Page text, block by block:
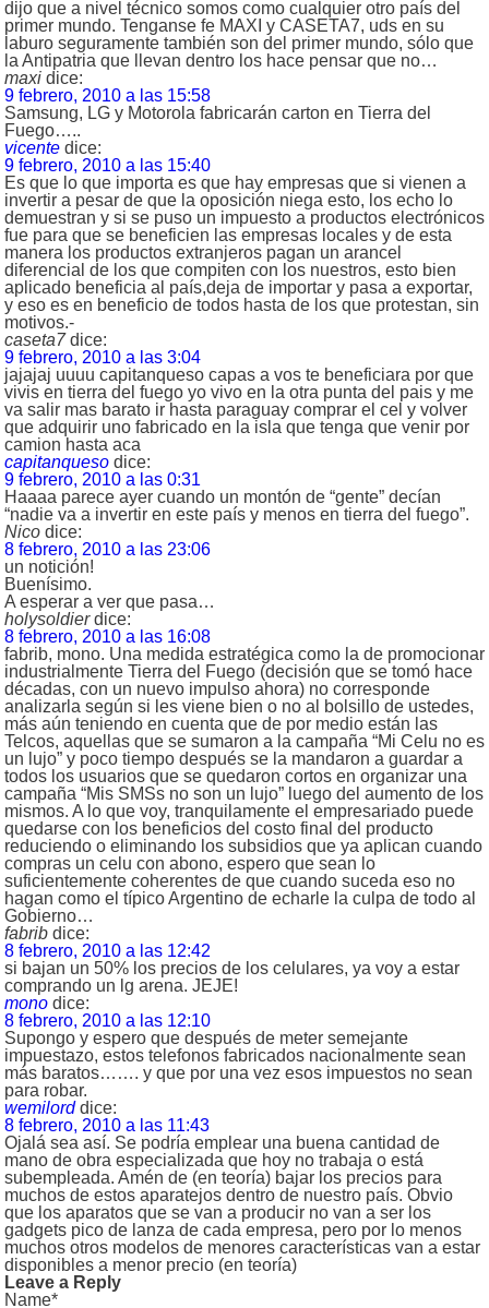
dijo que a nivel técnico somos como cualquier otro país del
primer mundo. Tenganse fe MAXI y CASETA7, uds en su
laburo seguramente también son del primer mundo, sólo que
la Antipatria que llevan dentro los hace pensar que no…
maxi dice:
9 febrero, 2010 a las 15:58
Samsung, LG y Motorola fabricarán carton en Tierra del
Fuego…..
vicente dice:
9 febrero, 2010 a las 15:40
Es que lo que importa es que hay empresas que si vienen a
invertir a pesar de que la oposición niega esto, los echo lo
demuestran y si se puso un impuesto a productos electrónicos
fue para que se beneficien las empresas locales y de esta
manera los productos extranjeros pagan un arancel
diferencial de los que compiten con los nuestros, esto bien
aplicado beneficia al país,deja de importar y pasa a exportar,
y eso es en beneficio de todos hasta de los que protestan, sin
motivos.-
caseta7 dice:
9 febrero, 2010 a las 3:04
jajajaj uuuu capitanqueso capas a vos te beneficiara por que
vivis en tierra del fuego yo vivo en la otra punta del pais y me
va salir mas barato ir hasta paraguay comprar el cel y volver
que adquirir uno fabricado en la isla que tenga que venir por
camion hasta aca
capitanqueso dice:
9 febrero, 2010 a las 0:31
Haaaa parece ayer cuando un montón de “gente” decían
“nadie va a invertir en este país y menos en tierra del fuego”.
Nico dice:
8 febrero, 2010 a las 23:06
un notición!
Buenísimo.
A esperar a ver que pasa…
holysoldier dice:
8 febrero, 2010 a las 16:08
fabrib, mono. Una medida estratégica como la de promocionar
industrialmente Tierra del Fuego (decisión que se tomó hace
décadas, con un nuevo impulso ahora) no corresponde
analizarla según si les viene bien o no al bolsillo de ustedes,
más aún teniendo en cuenta que de por medio están las
Telcos, aquellas que se sumaron a la campaña “Mi Celu no es
un lujo” y poco tiempo después se la mandaron a guardar a
todos los usuarios que se quedaron cortos en organizar una
campaña “Mis SMSs no son un lujo” luego del aumento de los
mismos. A lo que voy, tranquilamente el empresariado puede
quedarse con los beneficios del costo final del producto
reduciendo o eliminando los subsidios que ya aplican cuando
compras un celu con abono, espero que sean lo
suficientemente coherentes de que cuando suceda eso no
hagan como el típico Argentino de echarle la culpa de todo al
Gobierno…
fabrib dice:
8 febrero, 2010 a las 12:42
si bajan un 50% los precios de los celulares, ya voy a estar
comprando un lg arena. JEJE!
mono dice:
8 febrero, 2010 a las 12:10
Supongo y espero que después de meter semejante
impuestazo, estos telefonos fabricados nacionalmente sean
más baratos……. y que por una vez esos impuestos no sean
para robar.
wemilord dice:
8 febrero, 2010 a las 11:43
Ojalá sea así. Se podría emplear una buena cantidad de
mano de obra especializada que hoy no trabaja o está
subempleada. Amén de (en teoría) bajar los precios para
muchos de estos aparatejos dentro de nuestro país. Obvio
que los aparatos que se van a producir no van a ser los
gadgets pico de lanza de cada empresa, pero por lo menos
muchos otros modelos de menores características van a estar
disponibles a menor precio (en teoría)
Leave a Reply
Name*